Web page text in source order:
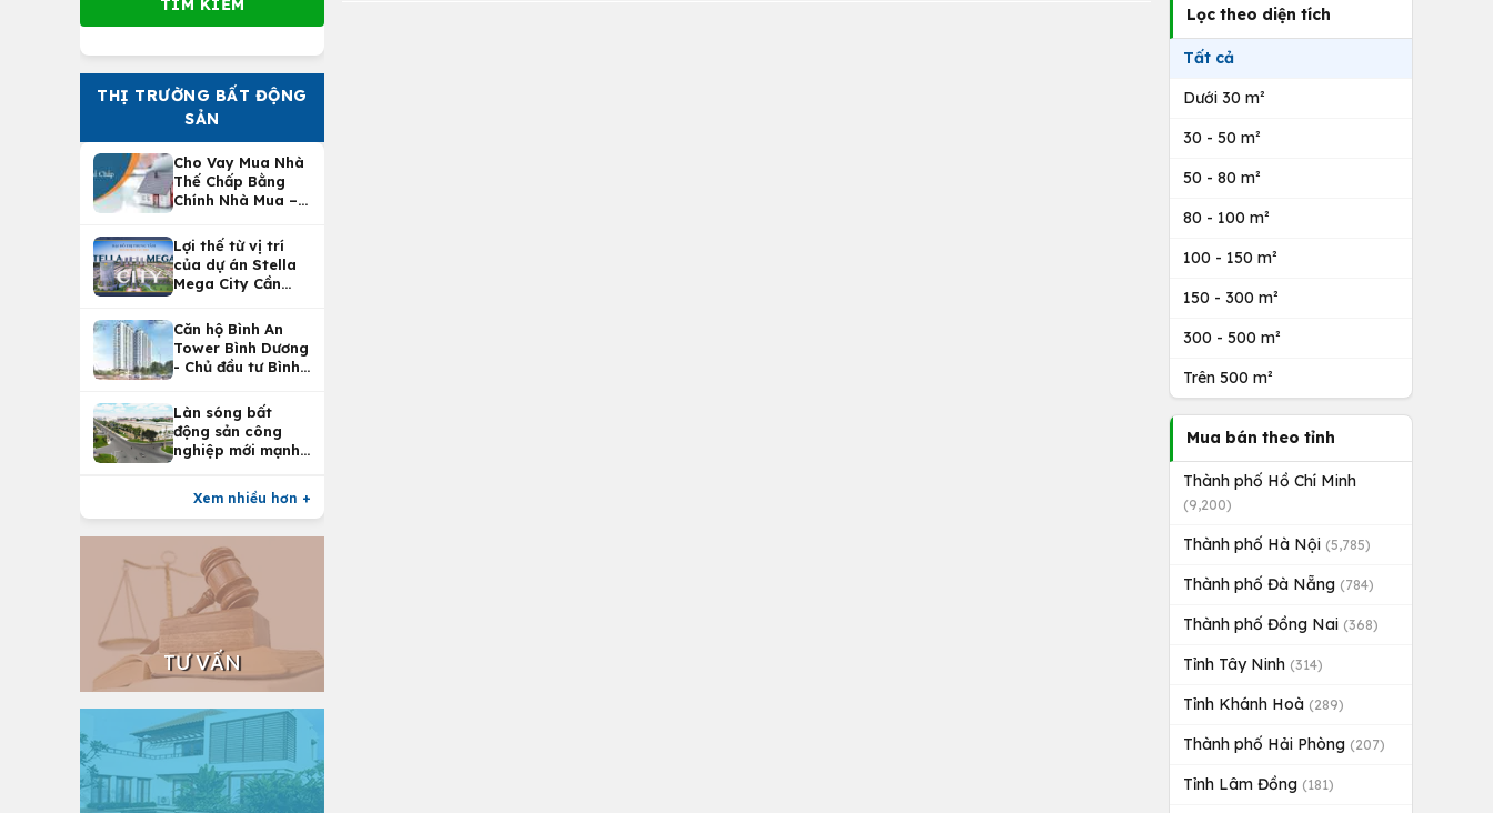
THỊ TRƯỜNG BẤT ĐỘNG
SẢN
Cho Vay Mua Nhà
Thế Chấp Bằng
Chính Nhà Mua –
Nhà Tại
Vietcombank
Lợi thế từ vị trí
của dự án Stella
Mega City Cần
Căn hộ Bình An
Tower Bình Dương
- Chủ đầu tư Bình
Làn sóng bất
động sản công
nghiệp mới mạnh
Xem nhiều hơn +
TƯ VẤN
Lọc theo diện tích
Tất cả
Dưới 30 m²
30 - 50 m²
50 - 80 m²
80 - 100 m²
100 - 150 m²
150 - 300 m²
300 - 500 m²
Trên 500 m²
Mua bán theo tỉnh
Thành phố Hồ Chí Minh
(9,200)
Thành phố Hà Nội (5,785)
Thành phố Đà Nẵng (784)
Thành phố Đồng Nai (368)
Tỉnh Tây Ninh (314)
Tỉnh Khánh Hoà (289)
Thành phố Hải Phòng (207)
Tỉnh Lâm Đồng (181)